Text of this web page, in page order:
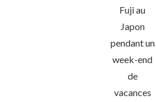
Fuji au
Japon
pendant un
week-end
de
vacances